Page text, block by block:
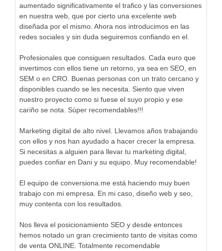
aumentado significativamente el trafico y las conversiones
en nuestra web, que por cierto una excelente web
diseñada por el mismo. Ahora nos introducimos en las
redes sociales y sin duda seguiremos confiando en el.
Profesionales que consiguen resultados. Cada euro que
invertimos con ellos tiene un retorno, ya sea en SEO, en
SEM o en CRO. Buenas personas con un trato cercano y
disponibles cuando se les necesita. Siento que viven
nuestro proyecto como si fuese el suyo propio y ese
cariño se nota. Súper recomendables!!!
Marketing digital de alto nivel. Llevamos años trabajando
con ellos y nos han ayudado a hacer crecer la empresa.
Si necesitas a alguien para llevar tu marketing digital,
puedes confiar en Dani y su equipo. Muy recomendable!
El equipo de conversiona.me está haciendo muy buen
trabajo con mi empresa. En mi caso, diseño web y seo,
muy contenta con los resultados.
Nos lleva el posicionamiento SEO y desde entonces
hemos notado un gran crecimiento tanto de visitas como
de venta ONLINE. Totalmente recomendable